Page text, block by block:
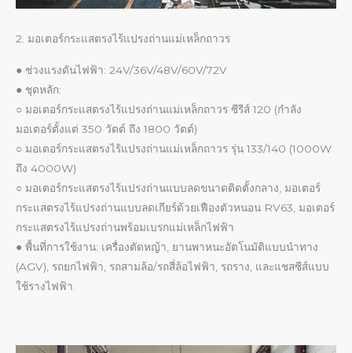
2. มอเตอร์กระแสตรงไร้แปรงถ่านแม่เหล็กถาวร
● ช่วงแรงดันไฟฟ้า: 24V/36V/48V/60V/72V
● ชุดหลัก:
○ มอเตอร์กระแสตรงไร้แปรงถ่านแม่เหล็กถาวร ซีรีส์ 120 (กำลัง
มอเตอร์ตั้งแต่ 350 วัตต์ ถึง 1800 วัตต์)
○ มอเตอร์กระแสตรงไร้แปรงถ่านแม่เหล็กถาวร รุ่น 133/140 (1000W
ถึง 4000W)
○ มอเตอร์กระแสตรงไร้แปรงถ่านแบบลดขนาดติดตั้งกลาง, มอเตอร์
กระแสตรงไร้แปรงถ่านแบบลดเกียร์ด้วยเฟืองตัวหนอน RV63, มอเตอร์
กระแสตรงไร้แปรงถ่านพร้อมเบรกแม่เหล็กไฟฟ้า
● พื้นที่การใช้งาน: เครื่องตัดหญ้า, ยานพาหนะอัตโนมัติแบบนำทาง
(AGV), รถยกไฟฟ้า, รถสามล้อ/รถสี่ล้อไฟฟ้า, รถราง, และแชสซีส์แบบ
ใช้รางไฟฟ้า.